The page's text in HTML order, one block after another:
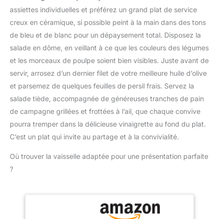
avec précision pour
garantir un produit de
haute qualité qui reflète
la passion et l'excellence
de la tradition culinaire
sicilienne.
rapide et efficace –
Tranchez directement
sur une planche à
découper ou une
assiette, ou placez la
mandoline au-dessus
d'un bol.. Fruits et
quelques secondes :
pour carottes, oignons,
courgettes, tomates et
bien plus encore.
préparation et facilitez la
cuisine au quotidien
Utilisation sûre et
offre une prise en main
confortable et une
utilisation simple, tout en
d'égouttage (avec fente
pour les lames), 1
couvercle presseur, 7
lames tranchantes en
brosse de nettoyage
Matériau de Qualité
Alimentaire - Le coupe
oignon manuel est
alimentaire et 420J2,
sans BPA, ce qui permet
de conserver des
nutritifs et sûrs. Avec ce
créatifs pour votre
assiettes individuelles et préférez un grand plat de service
creux en céramique, si possible peint à la main dans des tons
de bleu et de blanc pour un dépaysement total. Disposez la
salade en dôme, en veillant à ce que les couleurs des légumes
et les morceaux de poulpe soient bien visibles. Juste avant de
servir, arrosez d’un dernier filet de votre meilleure huile d’olive
et parsemez de quelques feuilles de persil frais. Servez la
salade tiède, accompagnée de généreuses tranches de pain
de campagne grillées et frottées à l’ail, que chaque convive
pourra tremper dans la délicieuse vinaigrette au fond du plat.
C’est un plat qui invite au partage et à la convivialité.
Où trouver la vaisselle adaptée pour une présentation parfaite
?